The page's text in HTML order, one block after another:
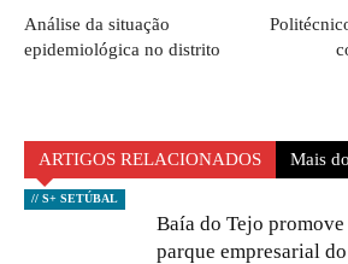
Análise da situação
epidemiológica no distrito
ARTIGOS RELACIONADOS Mais
// S+ SETÚBAL
Baía do Tejo
parque empresarial